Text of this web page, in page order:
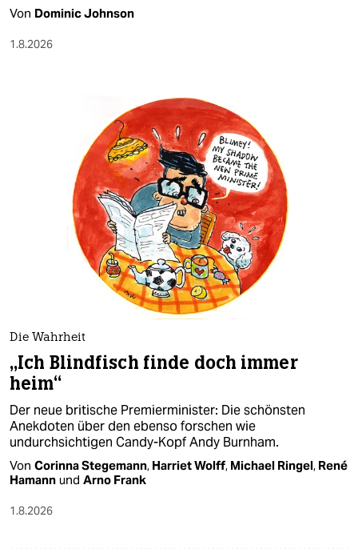
shop
fragen & hilfe
genossenschaft
epaper login
Von Dominic Johnson
1.8.2026
Die Wahrheit
„Ich Blindfisch finde doch immer
heim“
Der neue britische Premierminister: Die schönsten
Anekdoten über den ebenso forschen wie
undurchsichtigen Candy-Kopf Andy Burnham.
Von Corinna Stegemann, Harriet Wolff, Michael Ringel, René
Hamann und Arno Frank
1.8.2026